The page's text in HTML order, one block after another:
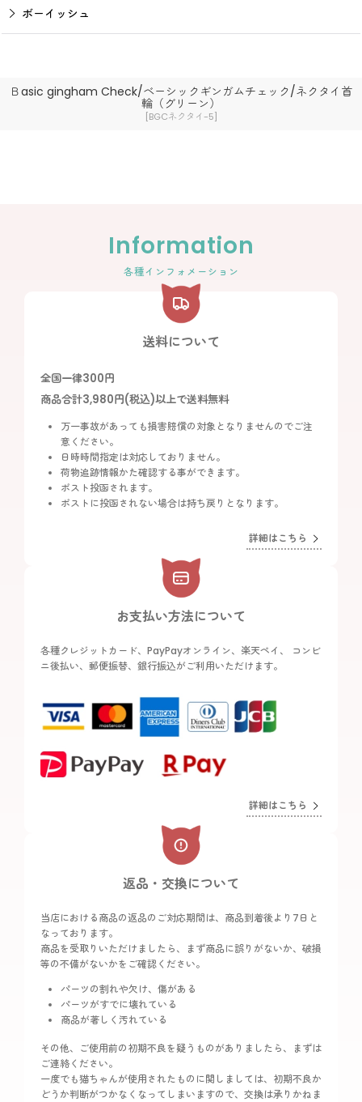
Ｂasic gingham Check/ベーシックギンガムチェック/ネクタイ首
輪（グリーン）
[BGCネクタイ-5]
ボーイッシュ
Information
各種インフォメーション
送料について
全国一律300円
商品合計3,980円(税込)以上で送料無料
万一事故があっても損害賠償の対象となりませんのでご注
意ください。
日時時間指定は対応しておりません。
荷物追跡情報かた確認する事ができます。
ポスト投函されます。
ポストに投函されない場合は持ち戻りとなります。
詳細はこちら
お支払い方法について
各種クレジットカード、PayPayオンライン、楽天ペイ、 コンビ
ニ後払い、郵便振替、銀行振込がご利用いただけます。
詳細はこちら
返品・交換について
当店における商品の返品のご対応期間は、商品到着後より7日と
なっております。
商品を受取りいただけましたら、まず商品に誤りがないか、破損
等の不備がないかをご確認ください。
パーツの割れや欠け、傷がある
パーツがすでに壊れている
商品が著しく汚れている
その他、ご使用前の初期不良を疑うものがありましたら、まずは
ご連絡ください。
一度でも猫ちゃんが使用されたものに関しましては、初期不良か
どうか判断がつかなくなってしまいますので、交換は承りかねま